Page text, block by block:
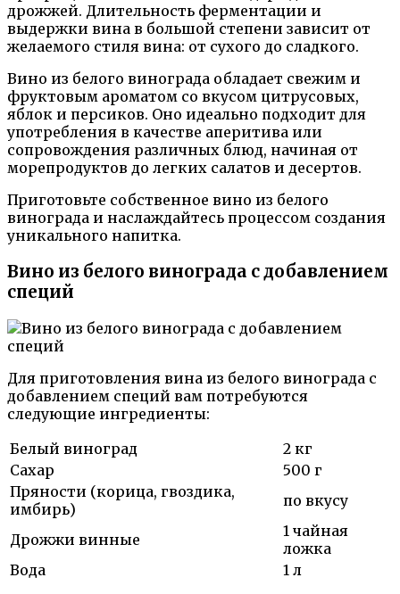
дрожжей. Длительность ферментации и
выдержки вина в большой степени зависит от
желаемого стиля вина: от сухого до сладкого.
Вино из белого винограда обладает свежим и
фруктовым ароматом со вкусом цитрусовых,
яблок и персиков. Оно идеально подходит для
употребления в качестве аперитива или
сопровождения различных блюд, начиная от
морепродуктов до легких салатов и десертов.
Приготовьте собственное вино из белого
винограда и наслаждайтесь процессом создания
уникального напитка.
Вино из белого винограда с добавлением
специй
Для приготовления вина из белого винограда с
добавлением специй вам потребуются
следующие ингредиенты:
Белый виноград
2 кг
Сахар
500 г
Пряности (корица, гвоздика,
имбирь)
по вкусу
Дрожжи винные
1 чайная
ложка
Вода
1 л